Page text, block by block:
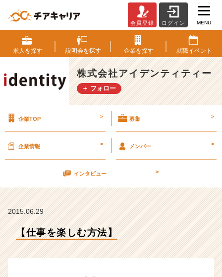
事
を
楽
し
む
方
会
イ
デ
ー
タ
会員登録 ログイン MENU
求人を探す 説明会を探す 企業を探す 就職イベント
株式会社アイデンティティー
＋ フォロー
企業TOP > 募集 >
企業情報 > メンバー >
インタビュー >
2015.06.29
【仕事を楽しむ方法】